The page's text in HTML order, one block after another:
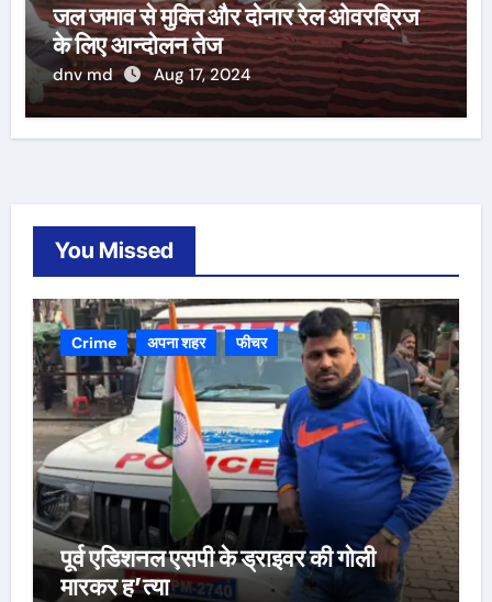
जल जमाव से मुक्ति और दोनार रेल ओवरब्रिज
के लिए आन्दोलन तेज
dnv md Aug 17, 2024
You Missed
Crime अपना शहर फीचर
पूर्व एडिशनल एसपी के ड्राइवर की गोली
मारकर ह’त्या